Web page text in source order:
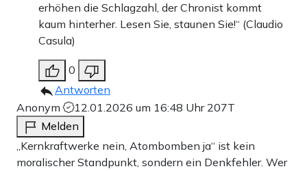
erhöhen die Schlagzahl, der Chronist kommt
kaum hinterher. Lesen Sie, staunen Sie!“ (Claudio
Casula)
0
Antworten
Anonym
12.01.2026 um 16:48 Uhr 207T
Melden
„Kernkraftwerke nein, Atombomben ja“ ist kein
moralischer Standpunkt, sondern ein Denkfehler. Wer